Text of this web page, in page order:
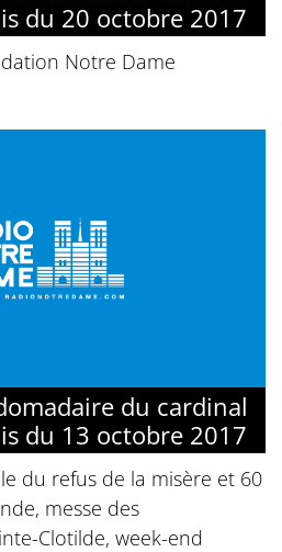
du 20 octobre 2017
Notre Dame
du cardinal
du 13 octobre 2017
du refus de la misère et 60
messe des
Clotilde, week-end